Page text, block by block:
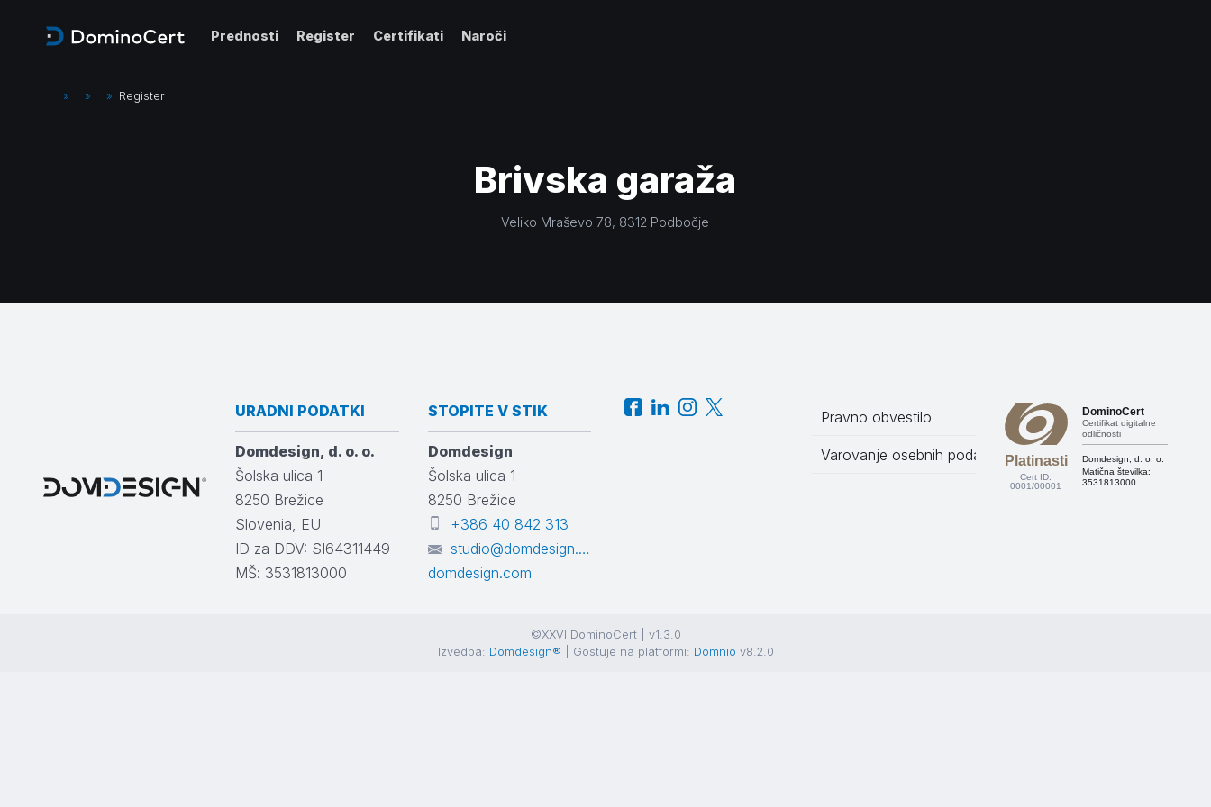
Prednosti Register Certifikati Naroči
» » » Register
Brivska garaža
Veliko Mraševo 78, 8312 Podbočje
URADNI PODATKI
Domdesign, d. o. o.
Šolska ulica 1
8250 Brežice
Slovenia, EU
ID za DDV: SI64311449
MŠ: 3531813000
STOPITE V STIK
Domdesign
Šolska ulica 1
8250 Brežice
+386 40 842 313
studio@domdesign.com
domdesign.com
Pravno obvestilo
Varovanje osebnih podatkovPlatinasti
Cert ID:
0001/00001
DominoCert
Certifikat digitalne
odličnosti
Domdesign, d. o. o.
Matična številka:
3531813000
©XXVI DominoCert | v1.3.0
Izvedba: Domdesign® | Gostuje na platformi: Domnio v8.2.0